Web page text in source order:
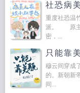
社恐病
重度社恐温
派。 原主
密，...
只能靠
穆云间穿成
的。新朝新
间...